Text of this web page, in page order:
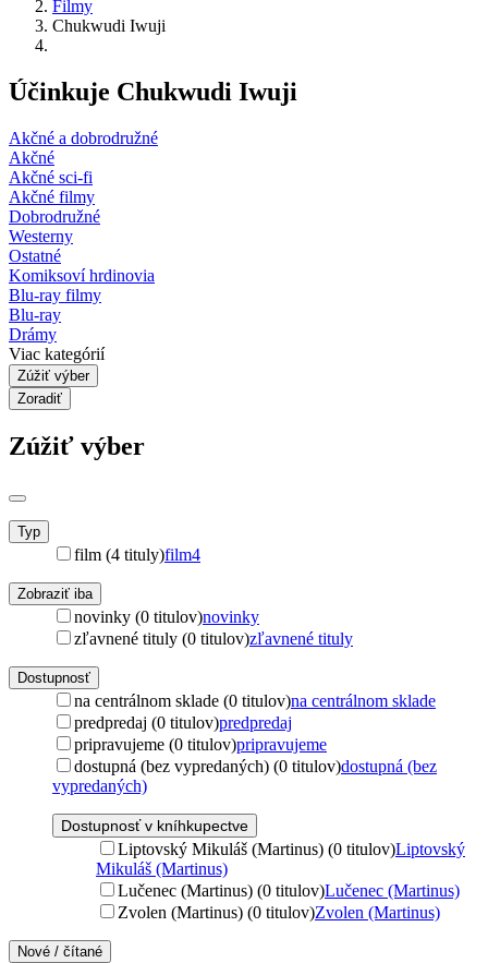
Filmy
Chukwudi Iwuji
Účinkuje Chukwudi Iwuji
Akčné a dobrodružné
Akčné
Akčné sci-fi
Akčné filmy
Dobrodružné
Westerny
Ostatné
Komiksoví hrdinovia
Blu-ray filmy
Blu-ray
Drámy
Viac kategórií
Zúžiť výber
Zoradiť
Zúžiť výber
Typ
film (4 tituly)film4
Zobraziť iba
novinky (0 titulov)novinky
zľavnené tituly (0 titulov)zľavnené tituly
Dostupnosť
na centrálnom sklade (0 titulov)na centrálnom sklade
predpredaj (0 titulov)predpredaj
pripravujeme (0 titulov)pripravujeme
dostupná (bez vypredaných) (0 titulov)dostupná (bez
vypredaných)
Dostupnosť v kníhkupectve
Liptovský Mikuláš (Martinus) (0 titulov)Liptovský
Mikuláš (Martinus)
Lučenec (Martinus) (0 titulov)Lučenec (Martinus)
Zvolen (Martinus) (0 titulov)Zvolen (Martinus)
Nové / čítané